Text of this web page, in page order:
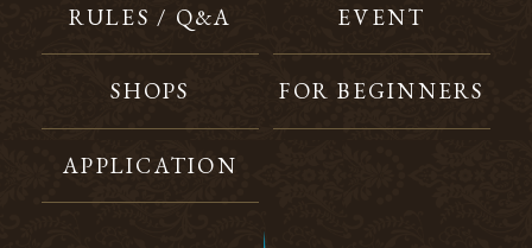
RULES / Q&A EVENT
SHOPS FOR BEGINNERS
APPLICATION